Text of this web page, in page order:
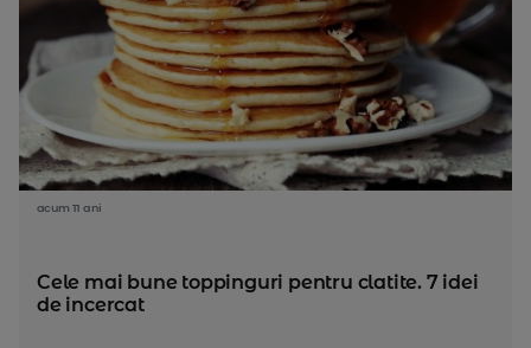
acum 11 ani
Cele mai bune toppinguri pentru clatite. 7 idei
de incercat